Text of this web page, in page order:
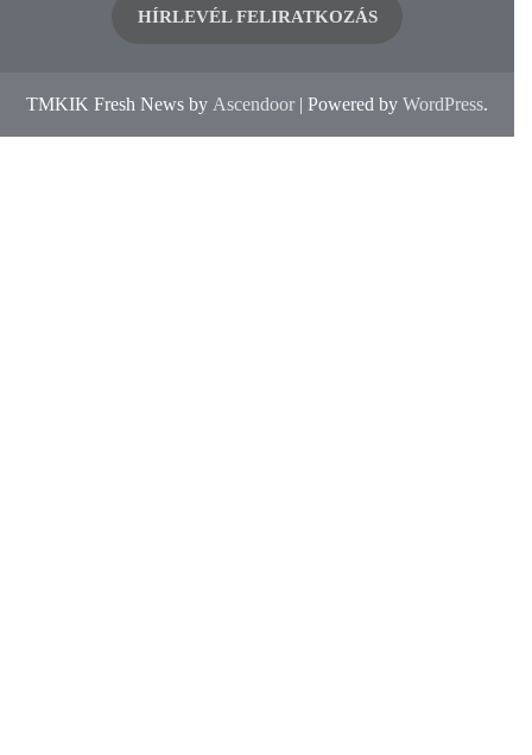
HÍRLEVÉL FELIRATKOZÁS
TMKIK Fresh News by Ascendoor | Powered by WordPress.